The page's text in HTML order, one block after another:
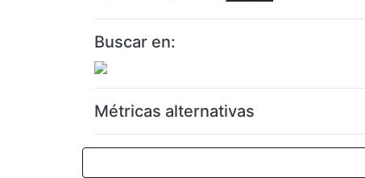
Buscar en:
Métricas alternativas